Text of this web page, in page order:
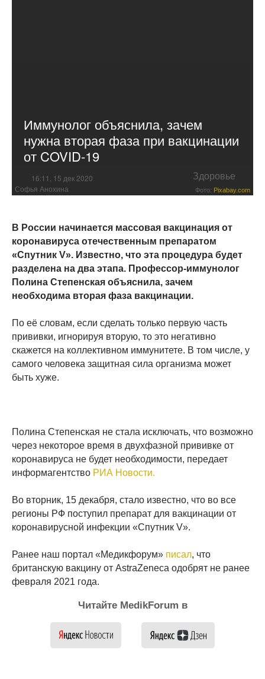
Иммунолог объяснила, зачем
нужна вторая фаза при вакцинации
от COVID-19
16:11, 15 дек 2020 Здоровье
Софья Анохина Фото: Pixabay.com
В России начинается массовая вакцинация от
коронавируса отечественным препаратом
«Спутник V». Известно, что эта процедура будет
разделена на два этапа. Профессор-иммунолог
Полина Степенская объяснила, зачем
необходима вторая фаза вакцинации.
По её словам, если сделать только первую часть
прививки, игнорируя вторую, то это негативно
скажется на коллективном иммунитете. В том числе, у
самого человека защитная сила организма может
быть хуже.
Полина Степенская не стала исключать, что возможно
через некоторое время в двухфазной прививке от
коронавируса не будет необходимости, передает
информагентство РИА Новости.
Во вторник, 15 декабря, стало известно, что во все
регионы РФ поступил препарат для вакцинации от
коронавирусной инфекции «Спутник V».
Ранее наш портал «Медикфорум» писал, что
британскую вакцину от AstraZeneca одобрят не ранее
февраля 2021 года.
Читайте MedikForum в